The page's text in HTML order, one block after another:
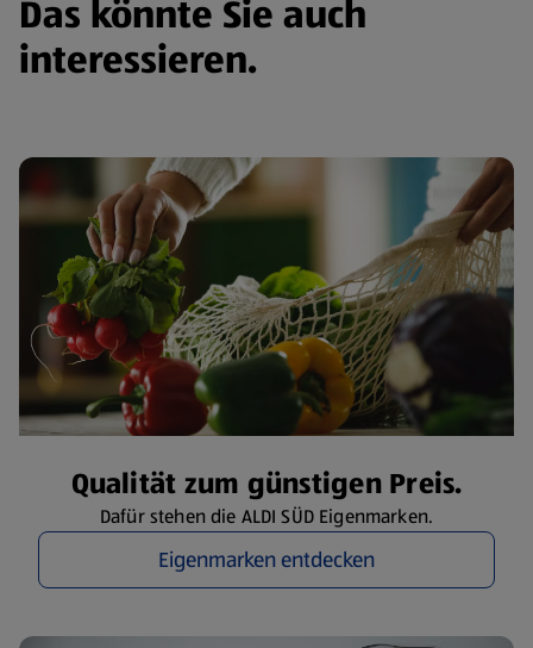
Das könnte Sie auch
interessieren.
Qualität zum günstigen Preis.
Dafür stehen die ALDI SÜD Eigenmarken.
Eigenmarken entdecken